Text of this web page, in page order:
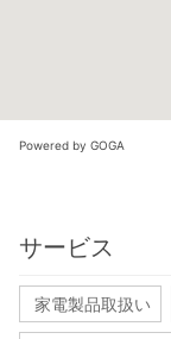
Powered by GOGA
サービス
家電製品取扱い